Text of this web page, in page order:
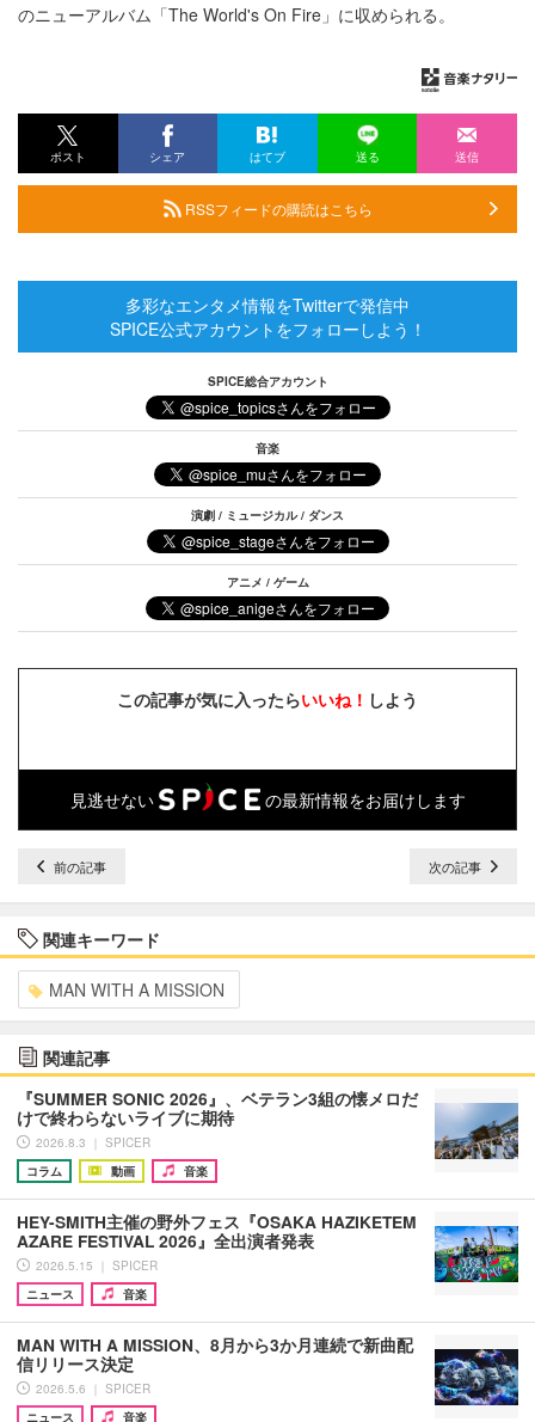
のニューアルバム「The World's On Fire」に収められる。
ポスト シェア はてブ 送る 送信
RSSフィードの購読はこちら
多彩なエンタメ情報をTwitterで発信中
SPICE公式アカウントをフォローしよう！
SPICE総合アカウント
音楽
演劇 / ミュージカル / ダンス
アニメ / ゲーム
この記事が気に入ったらいいね！ しよう
見逃せない の最新情報をお届けします
前の記事 次の記事
関連キーワード
MAN WITH A MISSION
関連記事
『SUMMER SONIC 2026』、ベテラン3組の懐メロだ
けで終わらないライブに期待
2026.8.3 ｜ SPICER
コラム
動画 音楽
HEY-SMITH主催の野外フェス『OSAKA HAZIKETEM
AZARE FESTIVAL 2026』全出演者発表
2026.5.15 ｜ SPICER
ニュース
音楽
MAN WITH A MISSION、8月から3か月連続で新曲配
信リリース決定
2026.5.6 ｜ SPICER
ニュース
音楽